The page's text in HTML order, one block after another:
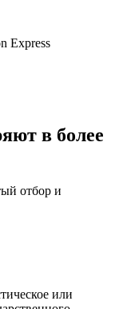
в более
отбор и
или